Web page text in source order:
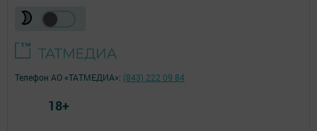
Телефон АО «ТАТМЕДИА»: (843) 222 09 84
18+